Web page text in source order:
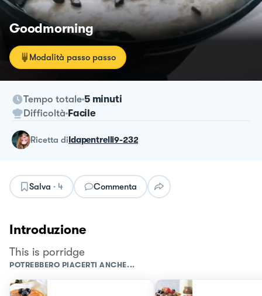
Goodmorning
Modalità passo passo
Tempo totale 5 minuti
Difficoltà Facile
ricetta diIdapentrelli9-232
Salva · 4 Commenta
Introduzione
This is porridge
POTREBBERO PIACERTI ANCHE...